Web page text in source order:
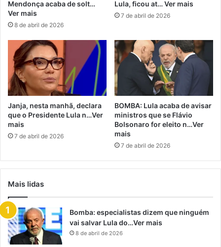
Mendonça acaba de solt…
Ver mais
8 de abril de 2026
Lula, ficou at… Ver mais
7 de abril de 2026
Janja, nesta manhã, declara
que o Presidente Lula n…Ver
mais
7 de abril de 2026
BOMBA: Lula acaba de avisar
ministros que se Flávio
Bolsonaro for eleito n…Ver
mais
7 de abril de 2026
Mais lidas
Bomba: especialistas dizem que ninguém
vai salvar Lula do…Ver mais
8 de abril de 2026